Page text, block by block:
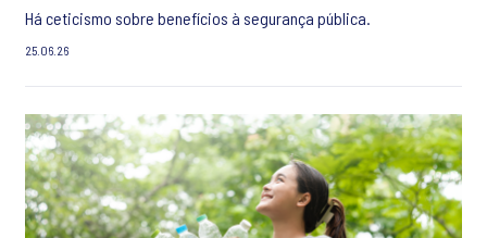
Há ceticismo sobre benefícios à segurança pública.
25.06.26